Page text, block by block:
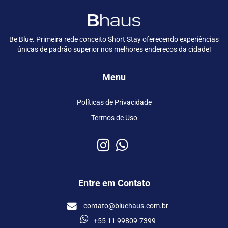
Be Blue. Primeira rede conceito Short Stay oferecendo experiências
únicas de padrão superior nos melhores endereços da cidade!
Menu
Políticas de Privacidade
Termos de Uso
Entre em Contato
contato@bluehaus.com.br
+55 11 99809-7399